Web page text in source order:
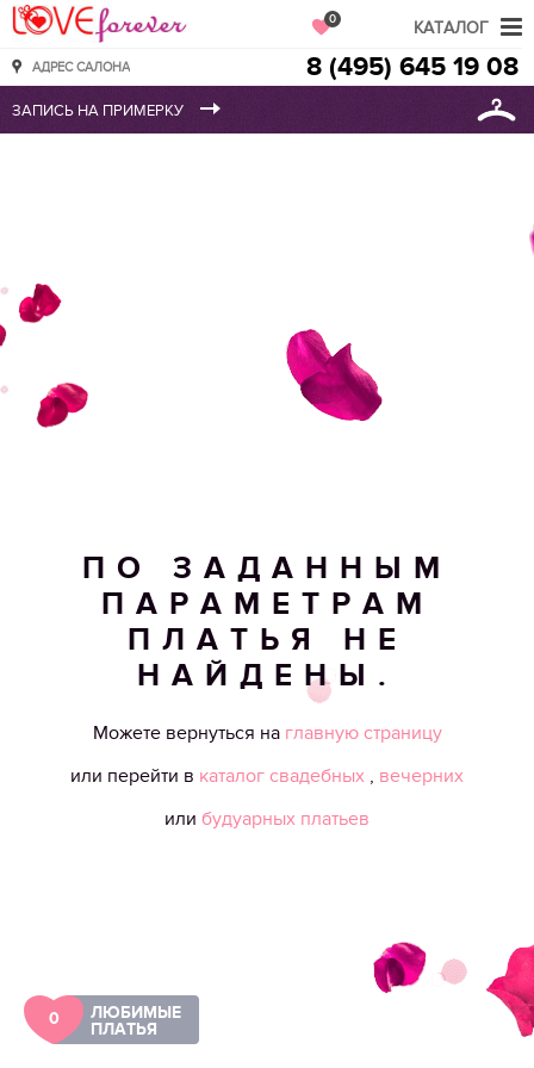
Love Forever
АДРЕС САЛОНА
0
8 (495) 645 19 08
0
ЛЮБИМЫЕ
ПЛАТЬЯ
ПО ЗАДАННЫМ
ПАРАМЕТРАМ
ПЛАТЬЯ НЕ
НАЙДЕНЫ.
Можете вернуться на главную страницу
или перейти в каталог свадебных , вечерних
или будуарных платьев
КАТАЛОГ